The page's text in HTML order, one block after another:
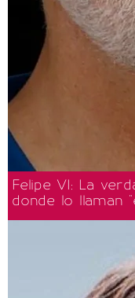
Felipe VI: La
donde lo llaman